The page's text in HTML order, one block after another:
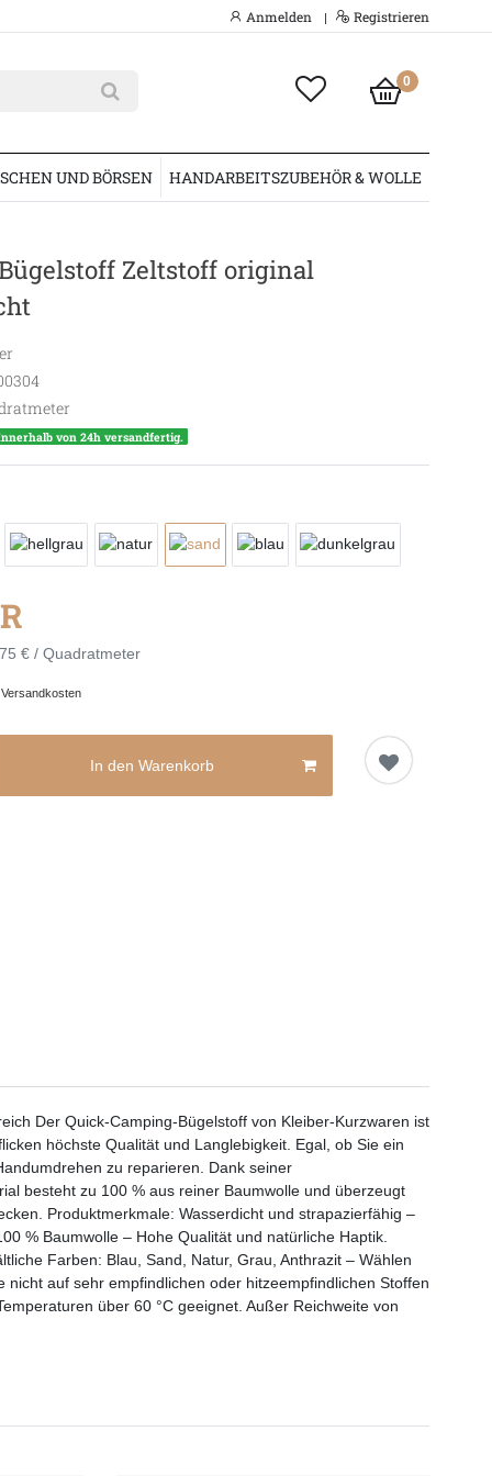
Anmelden | Registrieren
0
UND BÖRSEN HANDARBEITSZUBEHÖR & WOLLE
Zeltstoff original
von 24h versandfertig.
€ / Quadratmeter
Versandkosten
In den Warenkorb
Der Quick-Camping-Bügelstoff von Kleiber-Kurzwaren ist
höchste Qualität und Langlebigkeit. Egal, ob Sie ein
zu reparieren. Dank seiner
besteht zu 100 % aus reiner Baumwolle und überzeugt
Produktmerkmale: Wasserdicht und strapazierfähig –
% Baumwolle – Hohe Qualität und natürliche Haptik.
Farben: Blau, Sand, Natur, Grau, Anthrazit – Wählen
auf sehr empfindlichen oder hitzeempfindlichen Stoffen
über 60 °C geeignet. Außer Reichweite von